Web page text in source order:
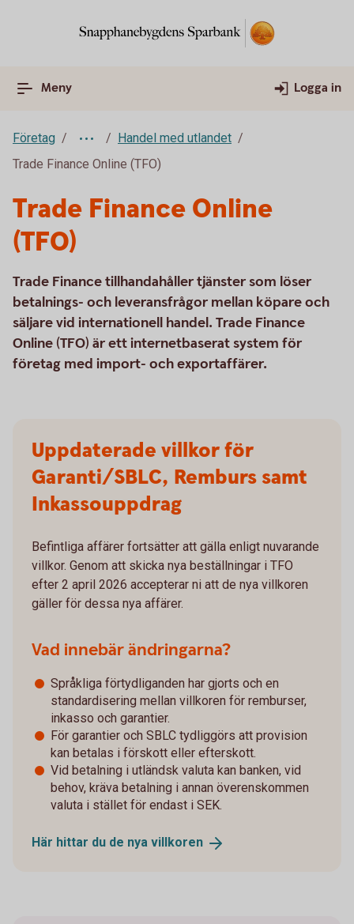
Meny Logga in
Företag
Handel med utlandet
Trade Finance Online (TFO)
Trade Finance Online
(TFO)
Trade Finance tillhandahåller tjänster som löser
betalnings- och leveransfrågor mellan köpare och
säljare vid internationell handel. Trade Finance
Online (TFO) är ett internetbaserat system för
företag med import- och exportaffärer.
Uppdaterade villkor för
Garanti/SBLC, Remburs samt
Inkassouppdrag
Befintliga affärer fortsätter att gälla enligt nuvarande
villkor. Genom att skicka nya beställningar i TFO
efter 2 april 2026 accepterar ni att de nya villkoren
gäller för dessa nya affärer.
Vad innebär ändringarna?
Språkliga förtydliganden har gjorts och en
standardisering mellan villkoren för remburser,
inkasso och garantier.
För garantier och SBLC tydliggörs att provision
kan betalas i förskott eller efterskott.
Vid betalning i utländsk valuta kan banken, vid
behov, kräva betalning i annan överenskommen
valuta i stället för endast i SEK.
Här hittar du de nya villkoren